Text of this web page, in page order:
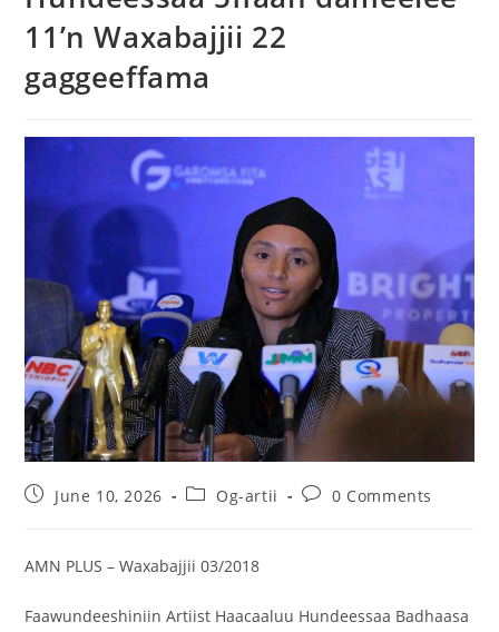
11’n Waxabajjii 22
gaggeeffama
June 10, 2026 Og-artii 0 Comments
AMN PLUS – Waxabajjii 03/2018
Faawundeeshiniin Artiist Haacaaluu Hundeessaa Badhaasa